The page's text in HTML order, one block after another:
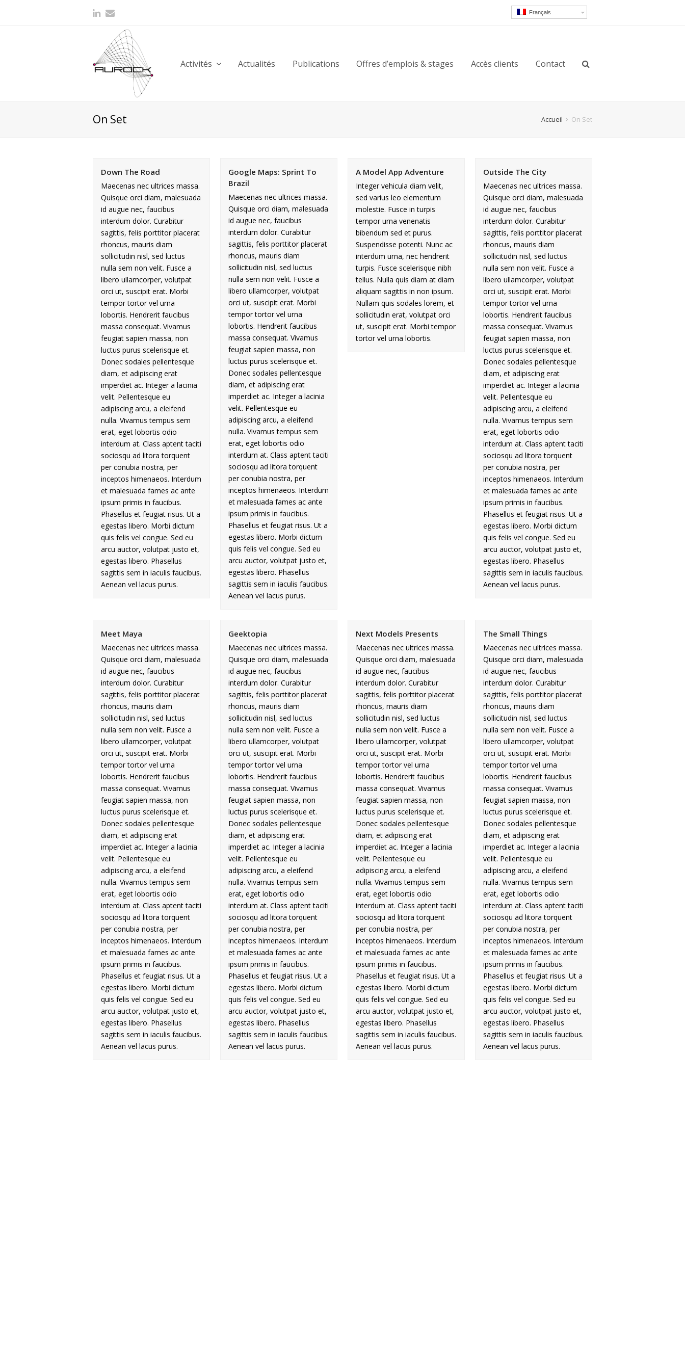
Français
Activités Actualités Publications Offres d’emplois & stages Accès clients Contact
On Set Accueil On Set
Down The Road
Maecenas nec ultrices massa.
Quisque orci diam, malesuada
id augue nec, faucibus
interdum dolor. Curabitur
sagittis, felis porttitor placerat
rhoncus, mauris diam
sollicitudin nisl, sed luctus
nulla sem non velit. Fusce a
libero ullamcorper, volutpat
orci ut, suscipit erat. Morbi
tempor tortor vel urna
lobortis. Hendrerit faucibus
massa consequat. Vivamus
feugiat sapien massa, non
luctus purus scelerisque et.
Donec sodales pellentesque
diam, et adipiscing erat
imperdiet ac. Integer a lacinia
velit. Pellentesque eu
adipiscing arcu, a eleifend
nulla. Vivamus tempus sem
erat, eget lobortis odio
interdum at. Class aptent taciti
sociosqu ad litora torquent
per conubia nostra, per
inceptos himenaeos. Interdum
et malesuada fames ac ante
ipsum primis in faucibus.
Phasellus et feugiat risus. Ut a
egestas libero. Morbi dictum
quis felis vel congue. Sed eu
arcu auctor, volutpat justo et,
egestas libero. Phasellus
sagittis sem in iaculis faucibus.
Aenean vel lacus purus.
Google Maps: Sprint To
Brazil
Maecenas nec ultrices massa.
Quisque orci diam, malesuada
id augue nec, faucibus
interdum dolor. Curabitur
sagittis, felis porttitor placerat
rhoncus, mauris diam
sollicitudin nisl, sed luctus
nulla sem non velit. Fusce a
libero ullamcorper, volutpat
orci ut, suscipit erat. Morbi
tempor tortor vel urna
lobortis. Hendrerit faucibus
massa consequat. Vivamus
feugiat sapien massa, non
luctus purus scelerisque et.
Donec sodales pellentesque
diam, et adipiscing erat
imperdiet ac. Integer a lacinia
velit. Pellentesque eu
adipiscing arcu, a eleifend
nulla. Vivamus tempus sem
erat, eget lobortis odio
interdum at. Class aptent taciti
sociosqu ad litora torquent
per conubia nostra, per
inceptos himenaeos. Interdum
et malesuada fames ac ante
ipsum primis in faucibus.
Phasellus et feugiat risus. Ut a
egestas libero. Morbi dictum
quis felis vel congue. Sed eu
arcu auctor, volutpat justo et,
egestas libero. Phasellus
sagittis sem in iaculis faucibus.
Aenean vel lacus purus.
A Model App Adventure
Integer vehicula diam velit,
sed varius leo elementum
molestie. Fusce in turpis
tempor urna venenatis
bibendum sed et purus.
Suspendisse potenti. Nunc ac
interdum urna, nec hendrerit
turpis. Fusce scelerisque nibh
tellus. Nulla quis diam at diam
aliquam sagittis in non ipsum.
Nullam quis sodales lorem, et
sollicitudin erat, volutpat orci
ut, suscipit erat. Morbi tempor
tortor vel urna lobortis.
Outside The City
Maecenas nec ultrices massa.
Quisque orci diam, malesuada
id augue nec, faucibus
interdum dolor. Curabitur
sagittis, felis porttitor placerat
rhoncus, mauris diam
sollicitudin nisl, sed luctus
nulla sem non velit. Fusce a
libero ullamcorper, volutpat
orci ut, suscipit erat. Morbi
tempor tortor vel urna
lobortis. Hendrerit faucibus
massa consequat. Vivamus
feugiat sapien massa, non
luctus purus scelerisque et.
Donec sodales pellentesque
diam, et adipiscing erat
imperdiet ac. Integer a lacinia
velit. Pellentesque eu
adipiscing arcu, a eleifend
nulla. Vivamus tempus sem
erat, eget lobortis odio
interdum at. Class aptent taciti
sociosqu ad litora torquent
per conubia nostra, per
inceptos himenaeos. Interdum
et malesuada fames ac ante
ipsum primis in faucibus.
Phasellus et feugiat risus. Ut a
egestas libero. Morbi dictum
quis felis vel congue. Sed eu
arcu auctor, volutpat justo et,
egestas libero. Phasellus
sagittis sem in iaculis faucibus.
Aenean vel lacus purus.
Meet Maya
Maecenas nec ultrices massa.
Quisque orci diam, malesuada
id augue nec, faucibus
interdum dolor. Curabitur
sagittis, felis porttitor placerat
rhoncus, mauris diam
sollicitudin nisl, sed luctus
nulla sem non velit. Fusce a
libero ullamcorper, volutpat
orci ut, suscipit erat. Morbi
tempor tortor vel urna
lobortis. Hendrerit faucibus
massa consequat. Vivamus
feugiat sapien massa, non
luctus purus scelerisque et.
Donec sodales pellentesque
diam, et adipiscing erat
imperdiet ac. Integer a lacinia
velit. Pellentesque eu
adipiscing arcu, a eleifend
nulla. Vivamus tempus sem
erat, eget lobortis odio
interdum at. Class aptent taciti
sociosqu ad litora torquent
per conubia nostra, per
inceptos himenaeos. Interdum
et malesuada fames ac ante
ipsum primis in faucibus.
Phasellus et feugiat risus. Ut a
egestas libero. Morbi dictum
quis felis vel congue. Sed eu
arcu auctor, volutpat justo et,
egestas libero. Phasellus
sagittis sem in iaculis faucibus.
Aenean vel lacus purus.
Geektopia
Maecenas nec ultrices massa.
Quisque orci diam, malesuada
id augue nec, faucibus
interdum dolor. Curabitur
sagittis, felis porttitor placerat
rhoncus, mauris diam
sollicitudin nisl, sed luctus
nulla sem non velit. Fusce a
libero ullamcorper, volutpat
orci ut, suscipit erat. Morbi
tempor tortor vel urna
lobortis. Hendrerit faucibus
massa consequat. Vivamus
feugiat sapien massa, non
luctus purus scelerisque et.
Donec sodales pellentesque
diam, et adipiscing erat
imperdiet ac. Integer a lacinia
velit. Pellentesque eu
adipiscing arcu, a eleifend
nulla. Vivamus tempus sem
erat, eget lobortis odio
interdum at. Class aptent taciti
sociosqu ad litora torquent
per conubia nostra, per
inceptos himenaeos. Interdum
et malesuada fames ac ante
ipsum primis in faucibus.
Phasellus et feugiat risus. Ut a
egestas libero. Morbi dictum
quis felis vel congue. Sed eu
arcu auctor, volutpat justo et,
egestas libero. Phasellus
sagittis sem in iaculis faucibus.
Aenean vel lacus purus.
Next Models Presents
Maecenas nec ultrices massa.
Quisque orci diam, malesuada
id augue nec, faucibus
interdum dolor. Curabitur
sagittis, felis porttitor placerat
rhoncus, mauris diam
sollicitudin nisl, sed luctus
nulla sem non velit. Fusce a
libero ullamcorper, volutpat
orci ut, suscipit erat. Morbi
tempor tortor vel urna
lobortis. Hendrerit faucibus
massa consequat. Vivamus
feugiat sapien massa, non
luctus purus scelerisque et.
Donec sodales pellentesque
diam, et adipiscing erat
imperdiet ac. Integer a lacinia
velit. Pellentesque eu
adipiscing arcu, a eleifend
nulla. Vivamus tempus sem
erat, eget lobortis odio
interdum at. Class aptent taciti
sociosqu ad litora torquent
per conubia nostra, per
inceptos himenaeos. Interdum
et malesuada fames ac ante
ipsum primis in faucibus.
Phasellus et feugiat risus. Ut a
egestas libero. Morbi dictum
quis felis vel congue. Sed eu
arcu auctor, volutpat justo et,
egestas libero. Phasellus
sagittis sem in iaculis faucibus.
Aenean vel lacus purus.
The Small Things
Maecenas nec ultrices massa.
Quisque orci diam, malesuada
id augue nec, faucibus
interdum dolor. Curabitur
sagittis, felis porttitor placerat
rhoncus, mauris diam
sollicitudin nisl, sed luctus
nulla sem non velit. Fusce a
libero ullamcorper, volutpat
orci ut, suscipit erat. Morbi
tempor tortor vel urna
lobortis. Hendrerit faucibus
massa consequat. Vivamus
feugiat sapien massa, non
luctus purus scelerisque et.
Donec sodales pellentesque
diam, et adipiscing erat
imperdiet ac. Integer a lacinia
velit. Pellentesque eu
adipiscing arcu, a eleifend
nulla. Vivamus tempus sem
erat, eget lobortis odio
interdum at. Class aptent taciti
sociosqu ad litora torquent
per conubia nostra, per
inceptos himenaeos. Interdum
et malesuada fames ac ante
ipsum primis in faucibus.
Phasellus et feugiat risus. Ut a
egestas libero. Morbi dictum
quis felis vel congue. Sed eu
arcu auctor, volutpat justo et,
egestas libero. Phasellus
sagittis sem in iaculis faucibus.
Aenean vel lacus purus.